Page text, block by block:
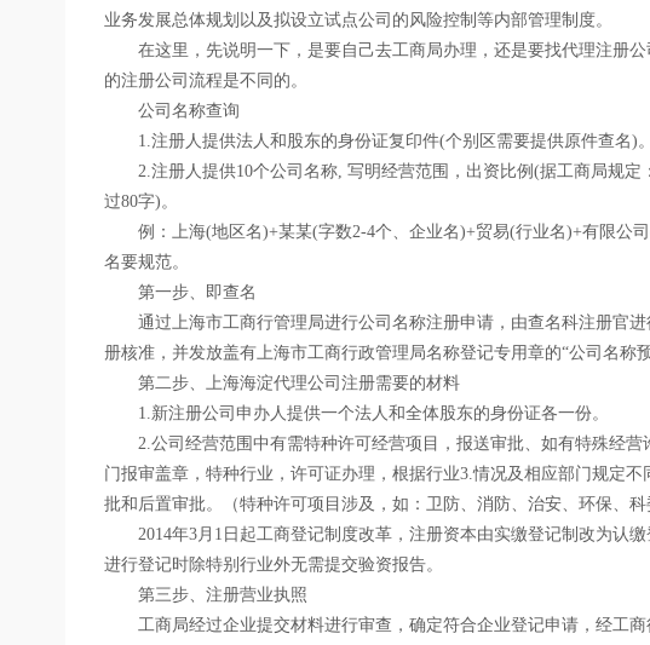
业务发展总体规划以及拟设立试点公司的风险控制等内部管理制度。
在这里，先说明一下，是要自己去工商局办理，还是要找代理注册公
的注册公司流程是不同的。
公司名称查询
1.注册人提供法人和股东的身份证复印件(个别区需要提供原件查名)。
2.注册人提供10个公司名称, 写明经营范围，出资比例(据工商局规定
过80字)。
例：上海(地区名)+某某(字数2-4个、企业名)+贸易(行业名)+有限公
名要规范。
第一步、即查名
通过上海市工商行管理局进行公司名称注册申请，由查名科注册官进
册核准，并发放盖有上海市工商行政管理局名称登记专用章的“公司名称
第二步、上海海淀代理公司注册需要的材料
1.新注册公司申办人提供一个法人和全体股东的身份证各一份。
2.公司经营范围中有需特种许可经营项目，报送审批、如有特殊经营
门报审盖章，特种行业，许可证办理，根据行业3.情况及相应部门规定不
批和后置审批。（特种许可项目涉及，如：卫防、消防、治安、环保、科
2014年3月1日起工商登记制度改革，注册资本由实缴登记制改为认缴
进行登记时除特别行业外无需提交验资报告。
第三步、注册营业执照
工商局经过企业提交材料进行审查，确定符合企业登记申请，经工商